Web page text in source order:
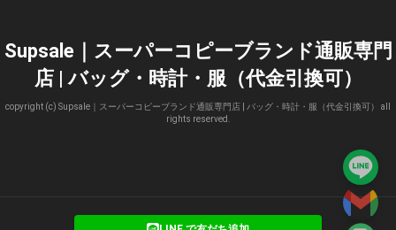
Supsale｜スーパーコピーブランド通販専門
店 | バッグ・時計・服（代金引換可）
copyright (c) Supsale｜スーパーコピーブランド通販専門店 | バッグ・時計・服（代金引換可） all
rights reserved.